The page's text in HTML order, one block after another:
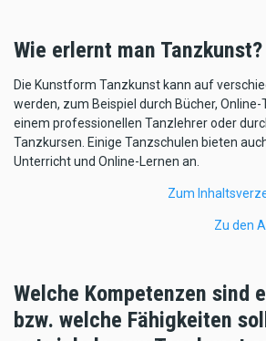
Wie erlernt man Tanzkunst?
Die Kunstform Tanzkunst kann auf
werden, zum Beispiel durch Bücher,
einem professionellen Tanzlehrer oder
Tanzkursen. Einige Tanzschulen bieten
Unterricht und Online-Lernen an.
Zum
Zu den
Welche Kompetenzen sind
bzw. welche Fähigkeiten